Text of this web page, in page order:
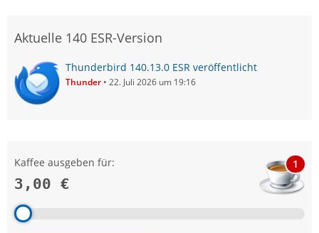
Aktuelle 140 ESR-Version
Thunderbird 140.13.0 ESR veröffentlicht
Thunder 22. Juli 2026 um 19:16
Kaffee ausgeben für:
3,00 €
1